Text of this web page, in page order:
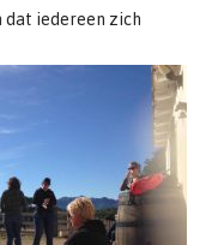
dat iedereen zich